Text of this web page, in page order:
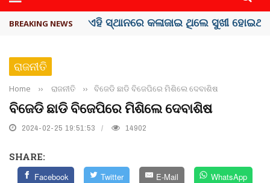
BREAKING NEWS ଦେଶରେ ପ୍ଲାଷ୍ଟିକ୍ ନୋଟ୍‌ ପ୍ରଚଳନ ...
ରାଜନୀତି
Home ›› ରାଜନୀତି ›› ବିଜେଡି ଛାଡି ବିଜେପିରେ ମିଶିଲେ ଦେବାଶିଷ
ବିଜେଡି ଛାଡି ବିଜେପିରେ ମିଶିଲେ ଦେବାଶିଷ
2024-02-25 19:51:53 14902
SHARE:
Facebook Twitter E-Mail WhatsApp